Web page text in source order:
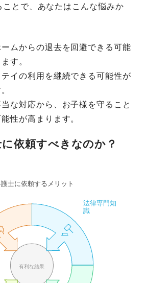
とで、あなたはこんな悩みか
ムからの退去を回避できる可能
す。
イの利用を継続できる可能性が
な対応から、お子様を守ること
性が高まります。
依頼すべきなのか？